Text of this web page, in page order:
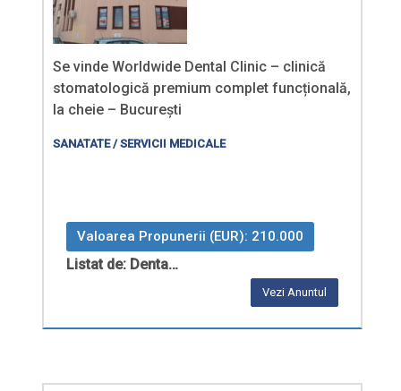
Se vinde Worldwide Dental Clinic – clinică
stomatologică premium complet funcțională,
la cheie – București
SANATATE / SERVICII MEDICALE
Valoarea Propunerii (EUR): 210.000
Listat de: Denta…
Vezi Anuntul